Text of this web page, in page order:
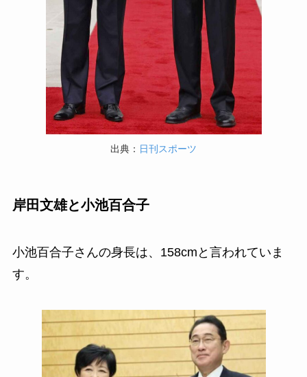
出典： 日刊スポーツ
岸田文雄と小池百合子
小池百合子さんの身長は、158cmと言われていま
す。